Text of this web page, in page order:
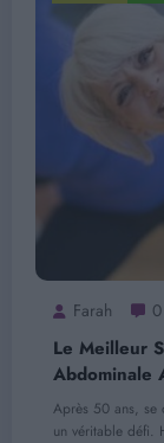
Farah
Le Meilleur
Abdominale
Après 50 ans, se
un véritable défi.